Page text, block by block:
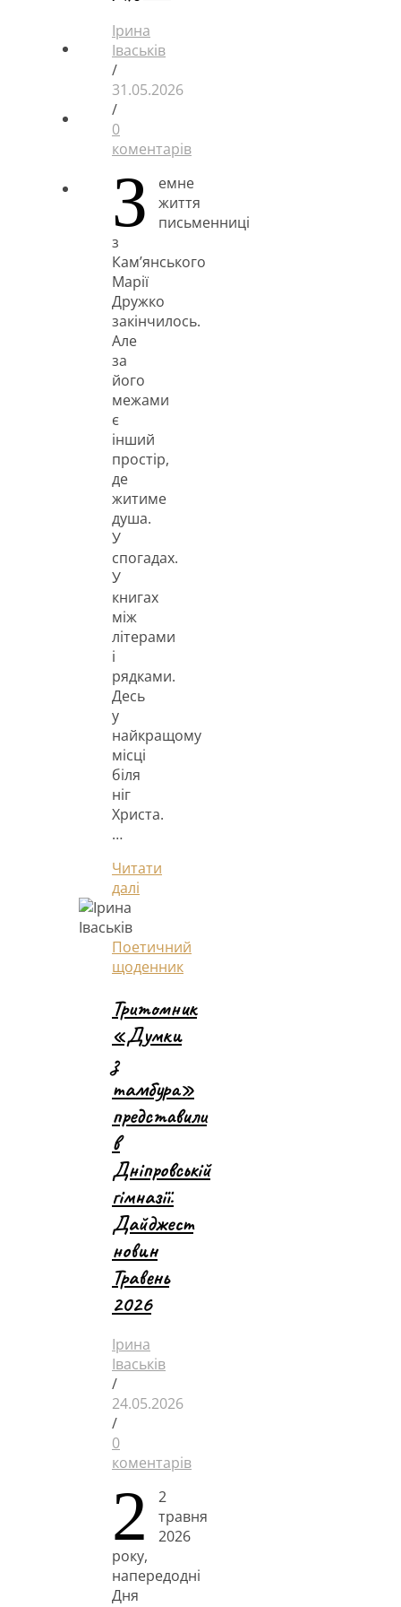
Ірина
Іваськів
/
31.05.2026
/
0
коментарів
З
емне
життя
письменниці
з
Кам’янського
Марії
Дружко
закінчилось.
Але
за
його
межами
є
інший
простір,
де
житиме
душа.
У
спогадах.
У
книгах
між
літерами
і
рядками.
Десь
у
найкращому
місці
біля
ніг
Христа.
…
Читати
далі
Поетичний
щоденник
Тритомник
«Думки
з
тамбура»
представили
в
Дніпровській
гімназії.
Дайджест
новин
Травень
2026
Ірина
Іваськів
/
24.05.2026
/
0
коментарів
2
2
травня
2026
року,
напередодні
Дня